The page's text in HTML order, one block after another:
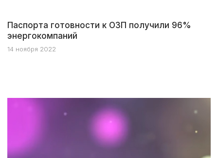
Паспорта готовности к ОЗП получили 96%
энергокомпаний
14 ноября 2022